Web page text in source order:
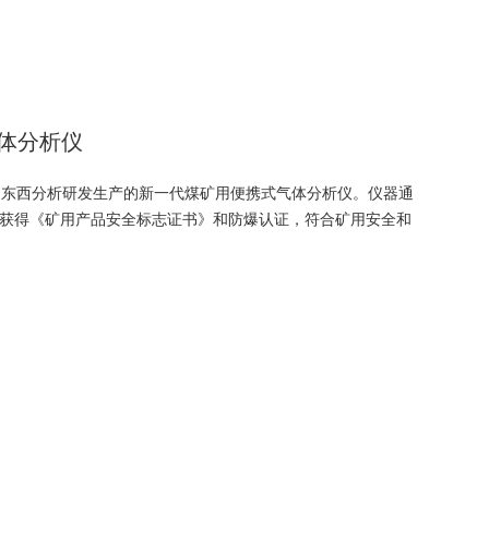
分析仪
西分析研发生产的新一代煤矿用便携式气体分析仪。仪器通
得《矿用产品安全标志证书》和防爆认证，符合矿用安全和